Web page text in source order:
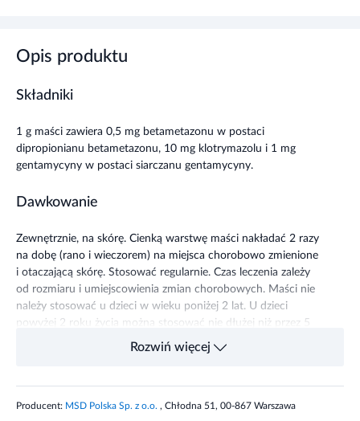
Opis produktu
Składniki
1 g maści zawiera 0,5 mg betametazonu w postaci
dipropionianu betametazonu, 10 mg klotrymazolu i 1 mg
gentamycyny w postaci siarczanu gentamycyny.
Dawkowanie
Zewnętrznie, na skórę. Cienką warstwę maści nakładać 2 razy
na dobę (rano i wieczorem) na miejsca chorobowo zmienione
i otaczającą skórę. Stosować regularnie. Czas leczenia zależy
od rozmiaru i umiejscowienia zmian chorobowych. Maści nie
należy stosować u dzieci w wieku poniżej 2 lat. U dzieci
powyżej 2 roku życia można stosować nie dłużej niż przez 5
Właściwości maści Triderm wynikają ze skojarzonego
Rozwiń więcej
Producent: MSD Polska Sp. z o.o. , Chłodna 51, 00-867 Warszawa